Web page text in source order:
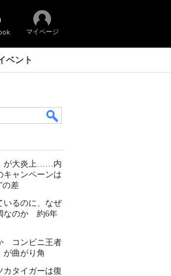
マイページ
ベント
が大炎上……内
キャンペーンは
の差
いるのに、なぜ
なのか 約6年
コンビニ王者
が曲がり角
カタイガーは復